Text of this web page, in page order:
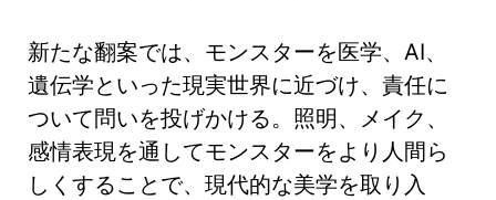
新たな翻案では、モンスターを医学、AI、
遺伝学といった現実世界に近づけ、責任に
ついて問いを投げかける。照明、メイク、
感情表現を通してモンスターをより人間ら
しくすることで、現代的な美学を取り入